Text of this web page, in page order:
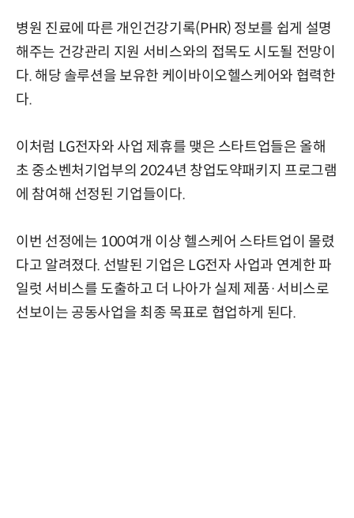
병원 진료에 따른 개인건강기록(PHR) 정보를 쉽게 설명
해주는 건강관리 지원 서비스와의 접목도 시도될 전망이
다. 해당 솔루션을 보유한 케이바이오헬스케어와 협력한
다.
이처럼 LG전자와 사업 제휴를 맺은 스타트업들은 올해
초 중소벤처기업부의 2024년 창업도약패키지 프로그램
에 참여해 선정된 기업들이다.
이번 선정에는 100여개 이상 헬스케어 스타트업이 몰렸
다고 알려졌다. 선발된 기업은 LG전자 사업과 연계한 파
일럿 서비스를 도출하고 더 나아가 실제 제품·서비스로
선보이는 공동사업을 최종 목표로 협업하게 된다.